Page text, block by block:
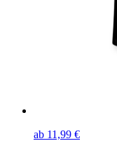
ab 11,99 €